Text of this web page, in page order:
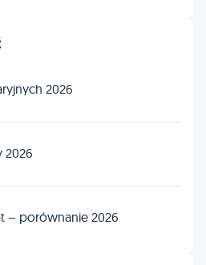
2026
2026
– porównanie 2026